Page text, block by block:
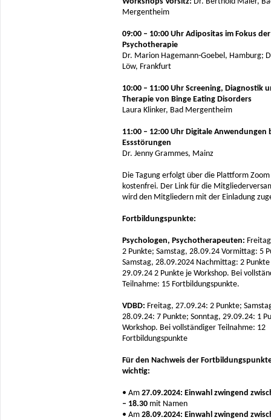
Mergentheim
09:00 – 10:00 Uhr Adipositas im Fokus der
Psychotherapie
Dr. Marion Hagemann-Goebel, Hamburg;
Löw, Frankfurt
10:00 – 11:00 Uhr Screening, Diagnostik
Therapie von Binge Eating Disorders
Laura Klinker, Bad Mergentheim
11:00 – 12:00 Uhr Digitale Anwendungen
Essstörungen
Dr. Jenny Grammes, Mainz
Die Tagung erfolgt über die Plattform
kostenfrei. Der Link für die
wird den Mitgliedern mit der Einladung
Fortbildungspunkte:
Psychologen, Psychotherapeuten:
2 Punkte; Samstag, 28.09.24 Vormittag: 5
Samstag, 28.09.2024 Nachmittag: 2
29.09.24 2 Punkte je Workshop. Bei
Teilnahme: 15 Fortbildungspunkte.
VDBD: Freitag, 27.09.24: 2 Punkte;
28.09.24: 7 Punkte; Sonntag, 29.09.24: 1
Workshop. Bei vollständiger Teilnahme: 12
Fortbildungspunkte
Für den Nachweis der
wichtig:
• Am 27.09.2024: Einwahl zwingend
– 18.30 mit Namen
• Am 28.09.2024: Einwahl zwingend